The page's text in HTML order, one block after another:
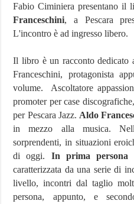
Fabio Ciminiera presentano il
Franceschini, a Pescara
L'incontro è ad ingresso libero.
Il libro è un racconto dedicato
Franceschini, protagonista
volume. Ascoltatore a
promoter per case
per Pescara Jazz. Aldo
in mezzo alla musica.
sorprendenti, in situazioni
di oggi. In prima persona
caratterizzata da una serie di
livello, incontri dal taglio
persona, appunto, e